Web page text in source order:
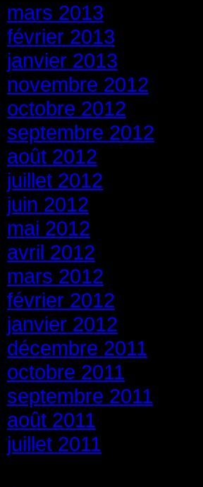
mars 2013
février 2013
janvier 2013
novembre 2012
octobre 2012
septembre 2012
août 2012
juillet 2012
juin 2012
mai 2012
avril 2012
mars 2012
février 2012
janvier 2012
décembre 2011
octobre 2011
septembre 2011
août 2011
juillet 2011